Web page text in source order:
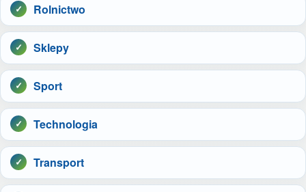
Rolnictwo
Sklepy
Sport
Technologia
Transport